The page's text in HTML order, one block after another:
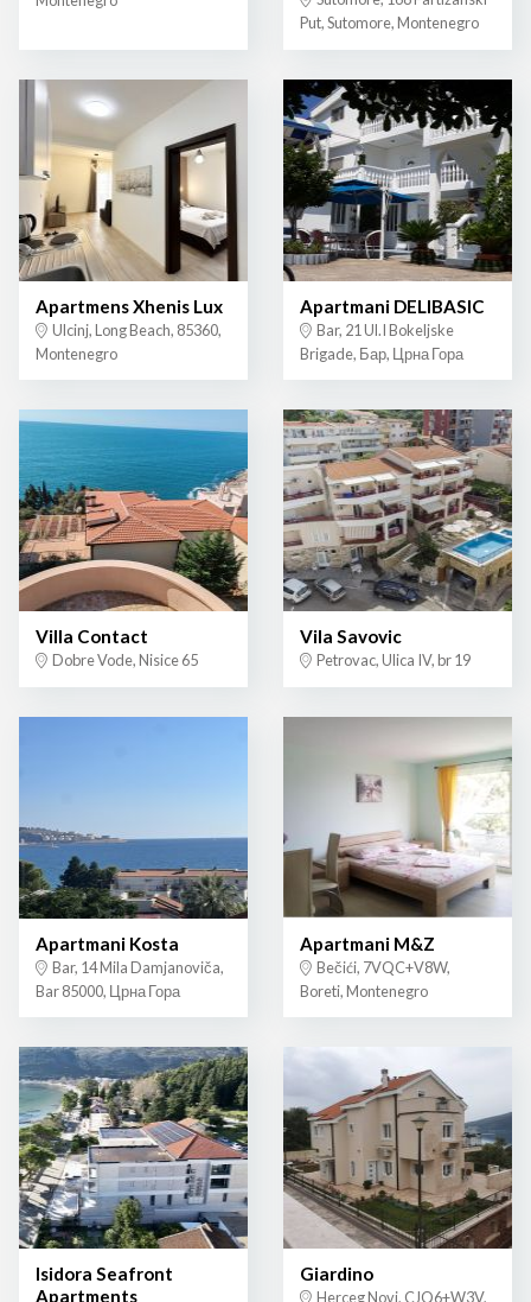
Put, Sutomore, Montenegro
Apartmens Xhenis Lux
Ulcinj, Long Beach, 85360,
Montenegro
Apartmani DELIBASIC
Bar, 21 Ul.I Bokeljske
Brigade, Бар, Црна Гора
Villa Contact
Dobre Vode, Nisice 65
Vila Savovic
Petrovac, Ulica IV, br 19
Apartmani Kosta
Bar, 14 Mila Damjanoviča,
Bar 85000, Црна Гора
Apartmani M&Z
Bečići, 7VQC+V8W,
Boreti, Montenegro
Isidora Seafront
Apartments
Giardino
Herceg Novi, CJQ6+W3V,